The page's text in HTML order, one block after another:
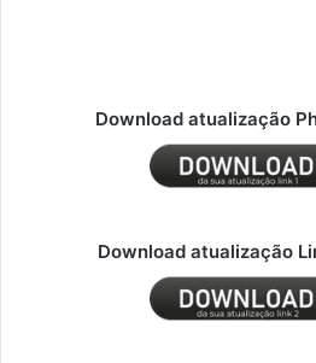
Download atualização
Download atualização